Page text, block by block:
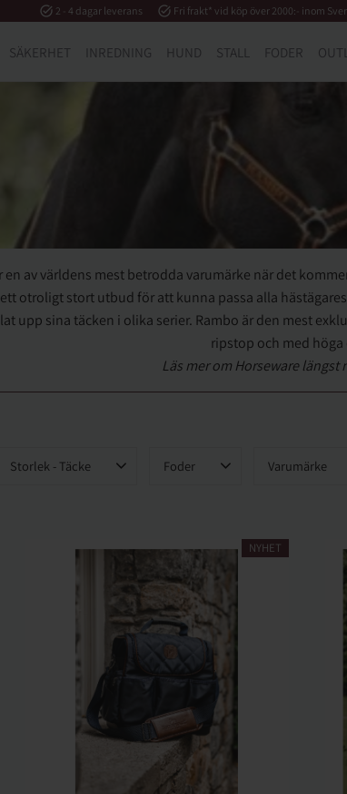
task_alt 2 - 4 dagar leverans task_alt Fri frakt* vid köp över 2000:- inom
SÄKERHET INREDNING HUND STALL FODER
en av världens mest betrodda varumärke när det
otroligt stort utbud för att kunna passa alla
upp sina täcken i olika serier. Rambo är den mest
ripstop och med
Läs mer om Horseware längst
Storlek - Täcke Foder
150 g
1
200 g
11
Visa fler
Varumärke
NYHET